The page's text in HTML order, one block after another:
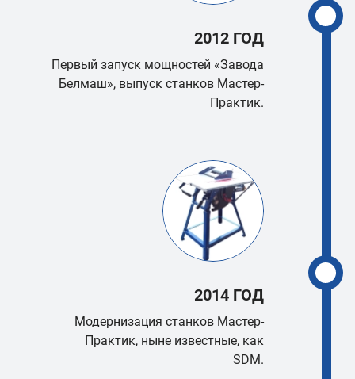
2012 ГОД
Первый запуск мощностей «Завода
Белмаш», выпуск станков Мастер-
Практик.
2014 ГОД
Модернизация станков Мастер-
Практик, ныне известные, как
SDM.